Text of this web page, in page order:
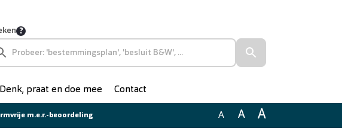
Denk, praat en doe mee Contact
m.e.r.-beoordeling A A A